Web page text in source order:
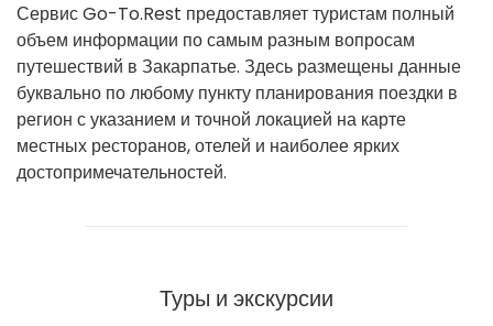
Сервис Go-To.Rest предоставляет туристам полный
объем информации по самым разным вопросам
путешествий в Закарпатье. Здесь размещены данные
буквально по любому пункту планирования поездки в
регион с указанием и точной локацией на карте
местных ресторанов, отелей и наиболее ярких
достопримечательностей.
Туры и экскурсии